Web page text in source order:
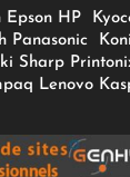
Epson HP
Panasonic
Sharp
Lenovo